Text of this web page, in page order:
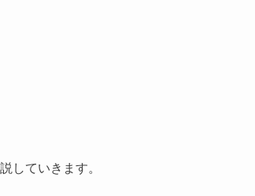
していきます。